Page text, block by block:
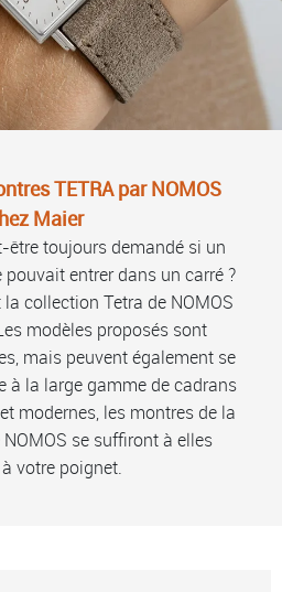
TETRA par NOMOS
Maier
être toujours demandé si un
entrer dans un carré ?
collection Tetra de NOMOS
modèles proposés sont
mais peuvent également se
à la large gamme de cadrans
modernes, les montres de la
se suffiront à elles
votre poignet.